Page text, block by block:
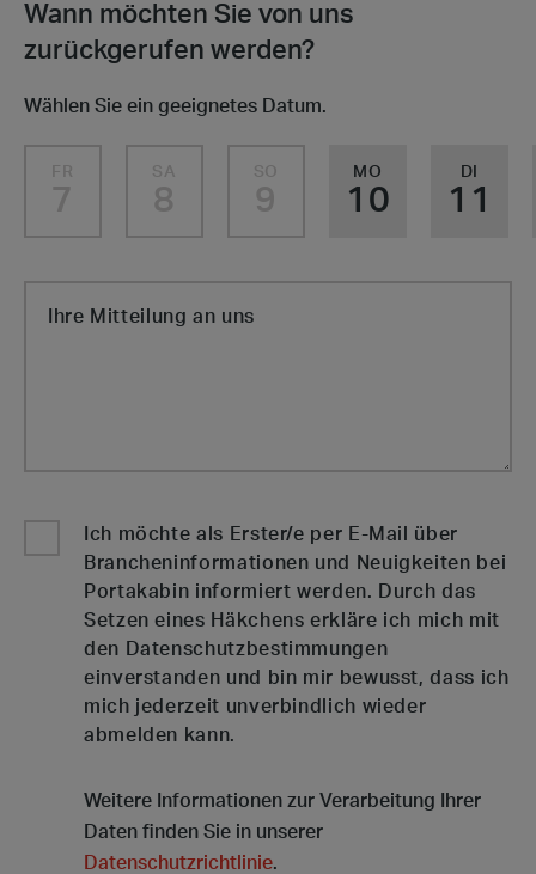
Wann möchten Sie von uns
zurückgerufen werden?
Wählen Sie ein geeignetes Datum.
FR
7
SA
8
SO
9
MO
10
DI
11
Ihre Mitteilung an uns
Ich möchte als Erster/e per E-Mail über
Brancheninformationen und Neuigkeiten bei
Portakabin informiert werden. Durch das
Setzen eines Häkchens erkläre ich mich mit
den Datenschutzbestimmungen
einverstanden und bin mir bewusst, dass ich
mich jederzeit unverbindlich wieder
abmelden kann.
Weitere Informationen zur Verarbeitung Ihrer
Daten finden Sie in unserer
Datenschutzrichtlinie.